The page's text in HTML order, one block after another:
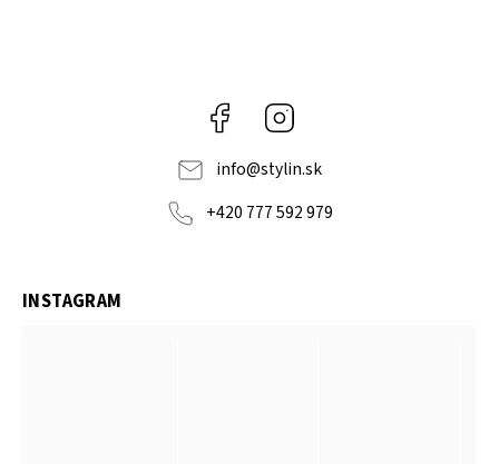
Facebook
info@stylin.sk
+420 777 592 979
INSTAGRAM